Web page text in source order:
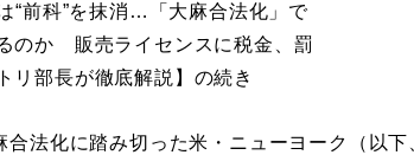
“前科”を抹消…「大麻合法化」で
のか 販売ライセンスに税金、罰
リ部長が徹底解説】の続き
法化に踏み切った米・ニューヨーク（以下